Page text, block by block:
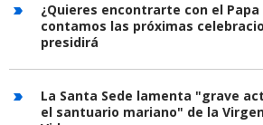
¿Quieres encontrarte con el Papa
contamos las próximas
presidirá
La Santa Sede lamenta "grave
el santuario mariano" de la